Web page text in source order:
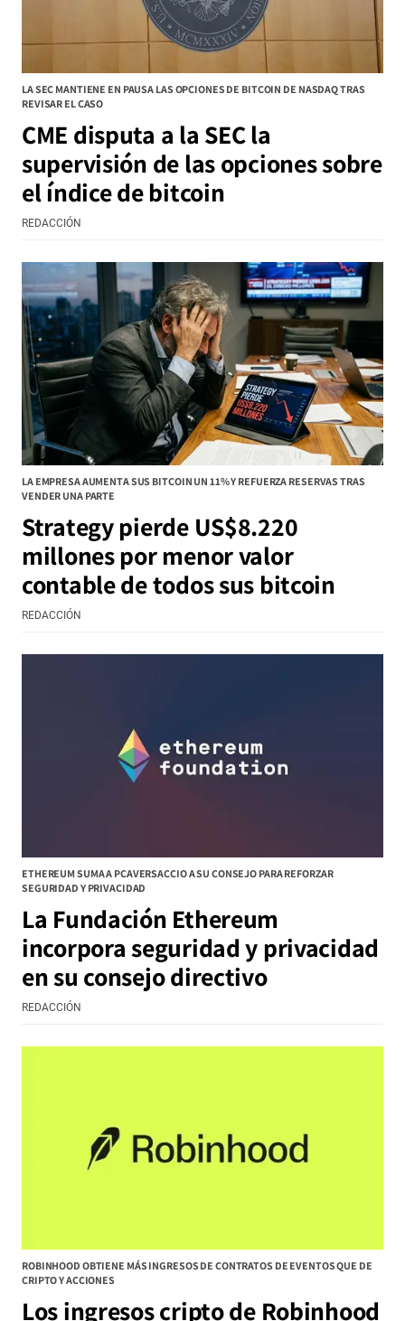
LA SEC MANTIENE EN PAUSA LAS OPCIONES DE BITCOIN DE NASDAQ TRAS
REVISAR EL CASO
CME disputa a la SEC la
supervisión de las opciones sobre
el índice de bitcoin
REDACCIÓN
LA EMPRESA AUMENTA SUS BITCOIN UN 11% Y REFUERZA RESERVAS TRAS
VENDER UNA PARTE
Strategy pierde US$8.220
millones por menor valor
contable de todos sus bitcoin
REDACCIÓN
ETHEREUM SUMA A PCAVERSACCIO A SU CONSEJO PARA REFORZAR
SEGURIDAD Y PRIVACIDAD
La Fundación Ethereum
incorpora seguridad y privacidad
en su consejo directivo
REDACCIÓN
ROBINHOOD OBTIENE MÁS INGRESOS DE CONTRATOS DE EVENTOS QUE DE
CRIPTO Y ACCIONES
Los ingresos cripto de Robinhood